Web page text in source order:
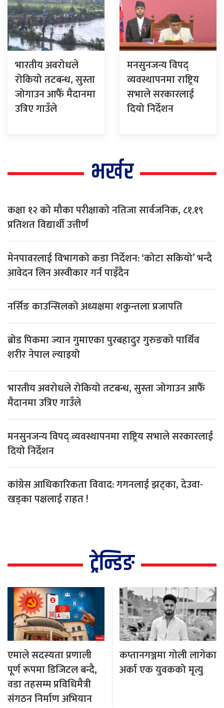
भारतीय अवरोधले
रोकियो तटबन्ध, सुस्ता
जोगाउन आफैँ मैदानमा
उत्रिए गाउँले
मनसुनजन्य विपद्
व्यवस्थापनमा राष्ट्रिय
सभाले सरकारलाई
दियो निर्देशन
भर्खर
कक्षा १२ को मौका परीक्षाको नतिजा सार्वजनिक, ८१.१९
प्रतिशत विद्यार्थी उत्तीर्ण
मेनपावरलाई विभागको कडा निर्देशन: ‘कोटा सकियो’ भन्दै
आवेदन लिन अस्वीकार गर्न पाइँदैन
नर्सिङ काउन्सिलको अध्यक्षमा शकुन्तला प्रजापति
ब्रोड पिकमा ज्यान गुमाएका पुरबहादुर गुरुङको पार्थिव
शरीर नेपाल ल्याइयो
भारतीय अवरोधले रोकियो तटबन्ध, सुस्ता जोगाउन आफैँ
मैदानमा उत्रिए गाउँले
मनसुनजन्य विपद् व्यवस्थापनमा राष्ट्रिय सभाले सरकारलाई
दियो निर्देशन
कांग्रेस आधिकारिकता विवाद: गगनलाई झट्का, देउवा-
खड्का पक्षलाई राहत !
ट्रेन्डिङ
एमाले सदस्यता प्रणाली
पूर्ण रूपमा डिजिटल बन्दै,
वडा तहसम्म प्रविधिमैत्री
संगठन निर्माण अभियान
कप्तानगञ्जमा गोली लागेका
अर्का एक युवकको मृत्यु